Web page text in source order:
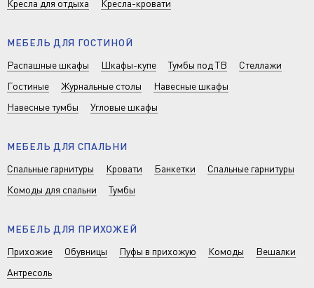
Кресла для отдыха
Кресла-кровати
МЕБЕЛЬ ДЛЯ ГОСТИНОЙ
Распашные шкафы
Шкафы-купе Тумбы под ТВ
Стеллажи
Гостиные
Журнальные столы
Навесные шкафы
Навесные тумбы
Угловые шкафы
МЕБЕЛЬ ДЛЯ СПАЛЬНИ
Спальные гарнитуры
Кровати Банкетки
Спальные гарнитуры
Комоды для спальни
Тумбы
МЕБЕЛЬ ДЛЯ ПРИХОЖЕЙ
Прихожие
Обувницы Пуфы в прихожую Комоды
Вешалки
Антресоль